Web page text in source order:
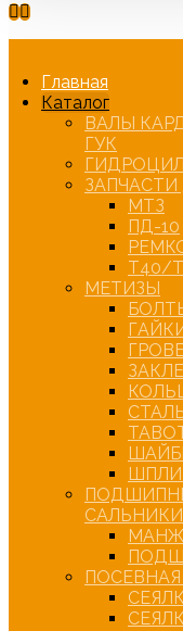
Главная
Каталог
ВАЛЫ
ГУК
МТЗ
ПД-10
Т40/
МЕТИЗЫ
САЛЬНИКИ